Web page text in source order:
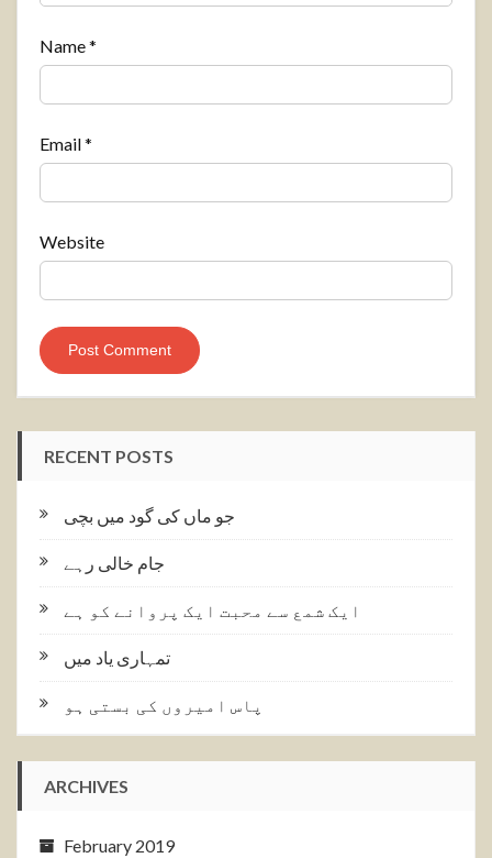
Name*
Email*
Website
RECENT POSTS
جو ماں کی گود میں بچی
جام خالی رہے
ایک شمع سے محبت ایک پروانے کو ہے
تمہاری یاد میں
پاس امیروں کی بستی ہو
ARCHIVES
February 2019